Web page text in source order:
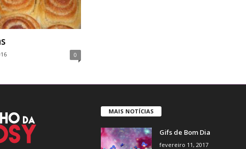
0
MAIS NOTÍCIAS
Gifs de Bom Dia
fevereiro 11, 2017